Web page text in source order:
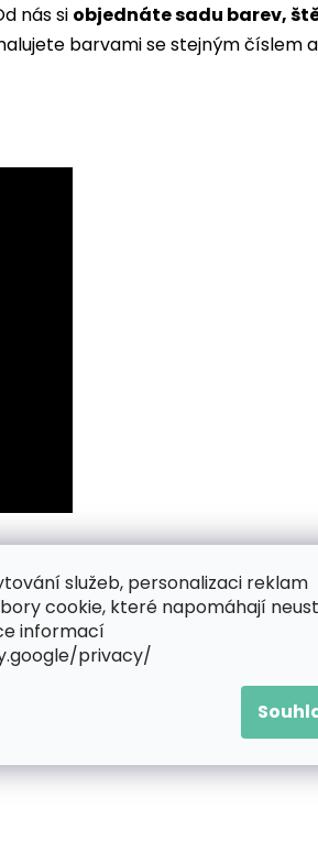
služeb, personalizaci reklam
cookie, které napomáhají
informací
privacy/
nás si objednáte sadu barev,
barvami se stejným číslem